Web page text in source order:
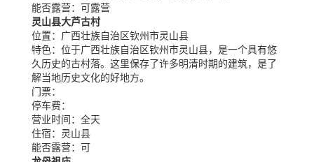
能否露营： 可露营
灵山县大芦古村
位置： 广西壮族自治区钦州市灵山县
特色： 位于广西壮族自治区钦州市灵山县，是一个具有悠
久历史的古村落。这里保存了许多明清时期的建筑，是了
解当地历史文化的好地方。
门票：
停车费：
营业时间： 全天
住宿： 灵山县
能否露营： 可